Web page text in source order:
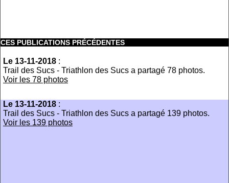
CES PUBLICATIONS PRÉCÉDENTES
Le 13-11-2018 :
Trail des Sucs - Triathlon des Sucs a partagé 78 photos.
Voir les 78 photos
Le 13-11-2018 :
Trail des Sucs - Triathlon des Sucs a partagé 139 photos.
Voir les 139 photos